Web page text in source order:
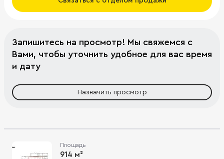
Запишитесь на просмотр! Мы свяжемся с
Вами, чтобы уточнить удобное для вас время
и дату
Назначить просмотр
Площадь
914 м²